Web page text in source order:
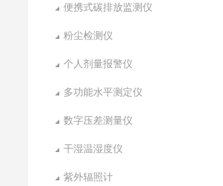
便携式碳排放监测仪
粉尘检测仪
个人剂量报警仪
多功能水平测定仪
数字压差测量仪
干湿温湿度仪
紫外辐照计